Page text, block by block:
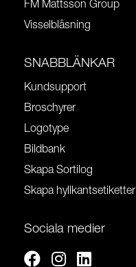
FM Mattsson Group
Visselblåsning
SNABBLÄNKAR
Kundsupport
Broschyrer
Logotype
Bildbank
Skapa Sortilog
Skapa hyllkantsetiketter
Sociala medier
FacebookInstagram